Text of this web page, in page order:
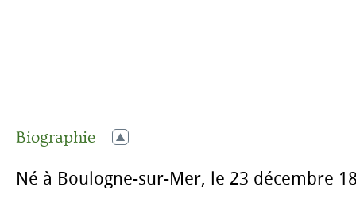
Biographie
Né à Boulogne-sur-Mer, le 23 décembre